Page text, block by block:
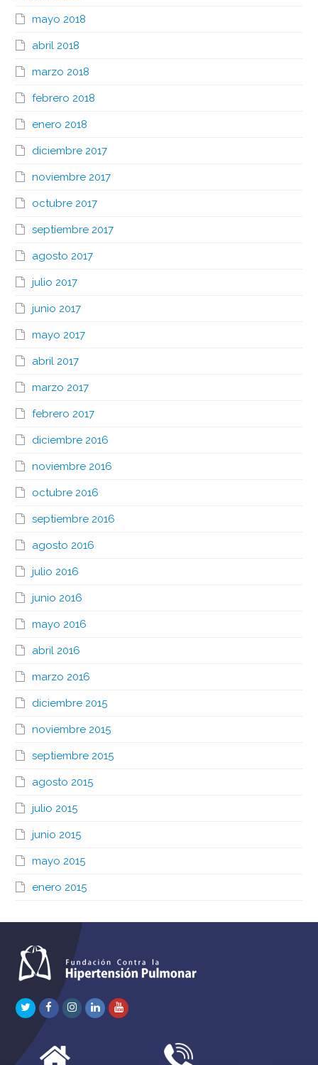
mayo 2018
abril 2018
marzo 2018
febrero 2018
enero 2018
diciembre 2017
noviembre 2017
octubre 2017
septiembre 2017
agosto 2017
julio 2017
junio 2017
mayo 2017
abril 2017
marzo 2017
febrero 2017
diciembre 2016
noviembre 2016
octubre 2016
septiembre 2016
agosto 2016
julio 2016
junio 2016
mayo 2016
abril 2016
marzo 2016
diciembre 2015
noviembre 2015
septiembre 2015
agosto 2015
julio 2015
junio 2015
mayo 2015
enero 2015
TwitterFacebook
Instagram
LinkedInYoutube